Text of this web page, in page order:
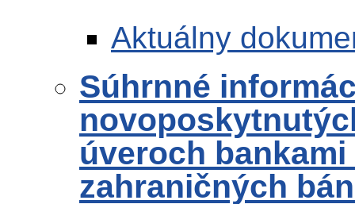
Aktuálny
Súhrnné
úveroch
zahraničných